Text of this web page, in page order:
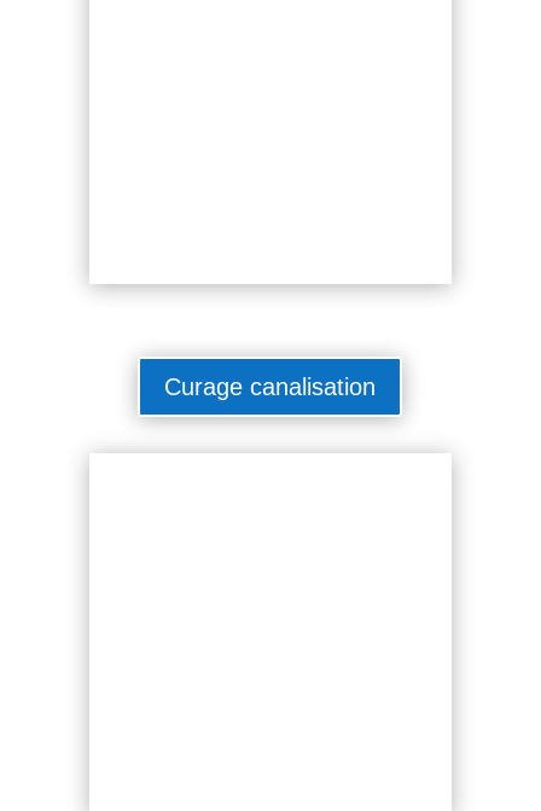
Curage canalisation